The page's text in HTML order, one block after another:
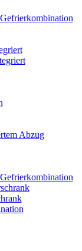
Abzug